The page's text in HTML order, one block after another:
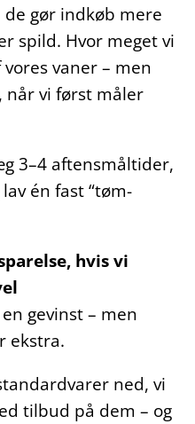
gør indkøb mere
spild. Hvor meget vi
vaner – men
når vi først måler
3–4 aftensmåltider,
én fast “tøm-
hvis vi
gevinst – men
ekstra.
ned, vi
tilbud på dem – og